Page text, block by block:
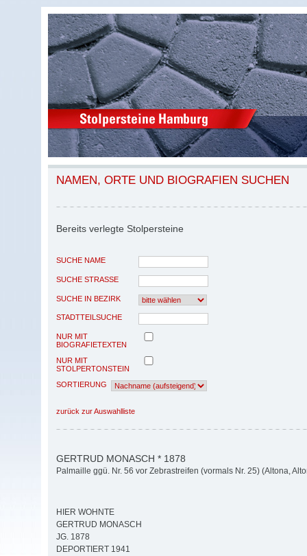
NAMEN, ORTE UND BIOGRAFIEN SUCHEN
Bereits verlegte Stolpersteine
SUCHE NAME
SUCHE STRASSE
SUCHE IN BEZIRK
STADTTEILSUCHE
NUR MIT
BIOGRAFIETEXTEN
NUR MIT
STOLPERTONSTEIN
SORTIERUNG
zurück zur Auswahlliste
GERTRUD MONASCH * 1878
Palmaille ggü. Nr. 56 vor Zebrastreifen (vormals Nr. 25) (Altona,
HIER WOHNTE
GERTRUD MONASCH
JG. 1878
DEPORTIERT 1941